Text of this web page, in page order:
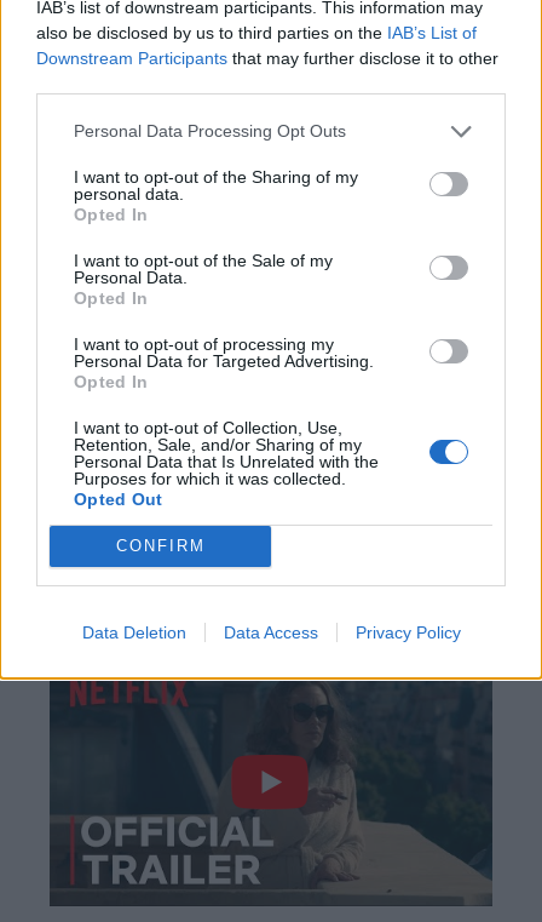
IAB’s list of downstream participants. This information may
also be disclosed by us to third parties on the IAB’s List of
Downstream Participants that may further disclose it to other
Personal Data Processing Opt Outs
I want to opt-out of the Sharing of my
personal data.
Opted In
I want to opt-out of the Sale of my
Personal Data.
Opted In
I want to opt-out of processing my
Personal Data for Targeted Advertising.
Opted In
I want to opt-out of Collection, Use,
Retention, Sale, and/or Sharing of my
Personal Data that Is Unrelated with the
Purposes for which it was collected.
Opted Out
CONFIRM
Data Deletion Data Access Privacy Policy
Ενώ περνάει το καλοκαίρι στη Βόρεια
Φιλαδέλφεια, ένας προβληματικός έφηβος
εγκλωβίζεται ανάμεσα στην παρανομία και τη
ζωντανή υποκουλτούρα του αποξενωμένου
πατέρα του ως αστικού καουμπόι. Έρχεται στις 2
Απριλίου.